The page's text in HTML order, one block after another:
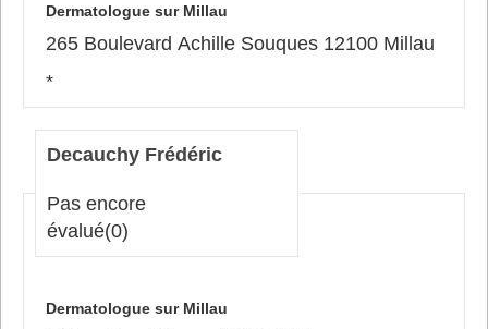
Dermatologue sur Millau
265 Boulevard Achille Souques 12100 Millau
*
Decauchy Frédéric
Pas encore
évalué(0)
Dermatologue sur Millau